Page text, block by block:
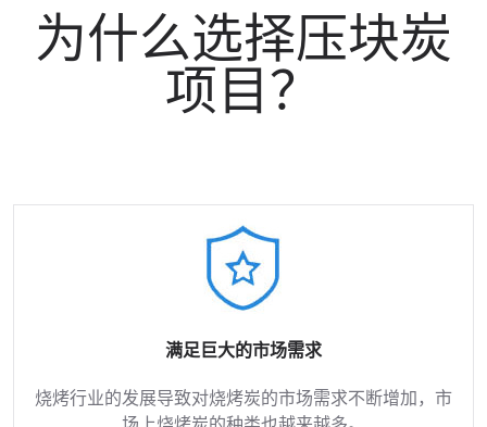
为什么选择压块炭
项目？
满足巨大的市场需求
烧烤行业的发展导致对烧烤炭的市场需求不断增加，市